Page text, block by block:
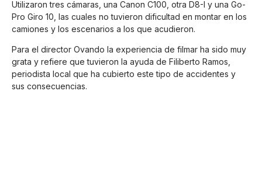
Utilizaron tres cámaras, una Canon C100, otra D8-I y una Go-
Pro Giro 10, las cuales no tuvieron dificultad en montar en los
camiones y los escenarios a los que acudieron.
Para el director Ovando la experiencia de filmar ha sido muy
grata y refiere que tuvieron la ayuda de Filiberto Ramos,
periodista local que ha cubierto este tipo de accidentes y
sus consecuencias.